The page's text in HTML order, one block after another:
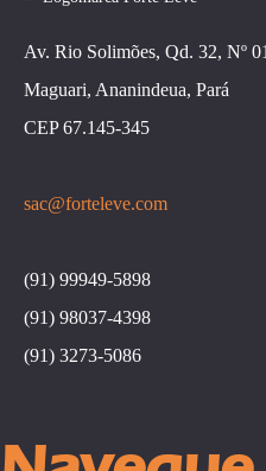
Av. Rio Solimões, Qd. 32, Nº 01
Maguari, Ananindeua, Pará
CEP 67.145-345
sac@forteleve.com
(91) 99949-5898
(91) 98037-4398
(91) 3273-5086